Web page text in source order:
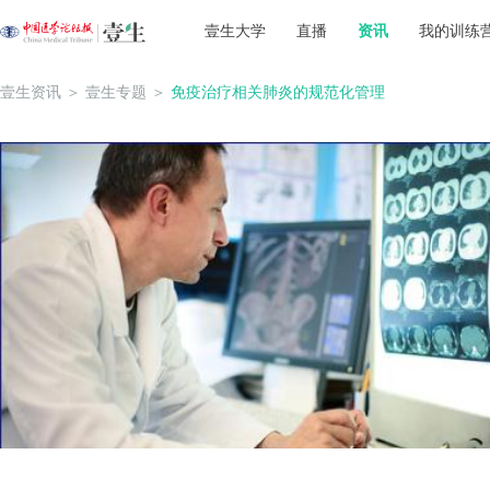
壹生大学 直播 资讯 我的训练
壹生资讯 ＞ 壹生专题 ＞ 免疫治疗相关肺炎的规范化管理